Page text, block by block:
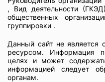
, Вид деятельности
общественных
группировки .
Данный сайт не является
ресурсом. Информация
целях и может
информацией следует
органам.